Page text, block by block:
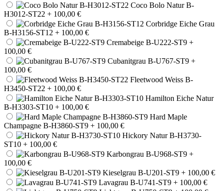
Coco Bolo Natur B-
H3012-ST22 + 100,00 €
Corbridge Eiche Grau
B-H3156-ST12 + 100,00 €
Cremabeige B-U222-ST9 +
100,00 €
Cubanitgrau B-U767-ST9 +
100,00 €
Fleetwood Weiss B-
H3450-ST22 + 100,00 €
Hamilton Eiche Natur
B-H3303-ST10 + 100,00 €
Hard Maple
Champagne B-H3860-ST9 + 100,00 €
Hickory Natur B-H3730-
ST10 + 100,00 €
Karbongrau B-U968-ST9 +
100,00 €
Kieselgrau B-U201-ST9 + 100,00 €
Lavagrau B-U741-ST9 + 100,00 €